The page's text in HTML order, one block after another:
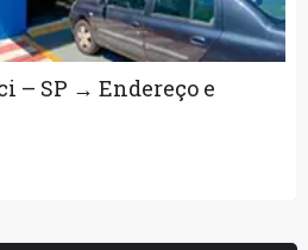
– SP → Endereço e